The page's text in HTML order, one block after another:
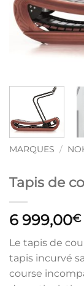
MARQUES /
Tapis de
6 999,00€
Le tapis de
tapis incurvé
course